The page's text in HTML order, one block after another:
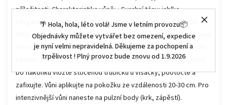
🌴 Hola, hola, léto volá! Jsme v letním provozu📦
Objednávky můžete vytvářet bez omezení, expedice
je nyní velmi nepravidelná. Děkujeme za pochopení a
trpělivost ! Plný provoz bude znovu od 1.9.2026
příležitosti. Charakteristika vůně: • Svrchní tóny: jablko,
bergamot • Střední tóny: tymián, pačuli, labdanum • Základní
tóny: ambra, vanilka Vlastnosti: • dlouhotrvající hřejivá vůně • mini
retro flakónek s rozprašovačem • pro rychlé osvěžení kdykoliv
během dne • balení ideální do kabelky • přírodní složení Použití:
Do flakónku vložte stočenou trubičku u visačky, pootočte a
zafixujte. Vůni aplikujte na pokožku ze vzdálenosti 20-30 cm. Pro
intenzivnější vůni naneste na pulzní body (krk, zápěstí).